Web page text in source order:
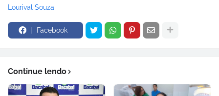
Lourival Souza
Facebook
Continue lendo